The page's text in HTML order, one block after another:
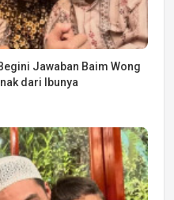
Jawaban Baim Wong
dari Ibunya